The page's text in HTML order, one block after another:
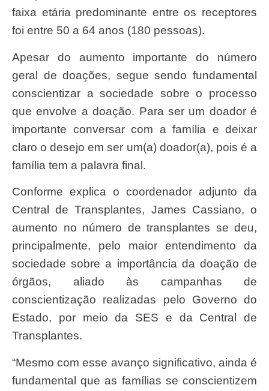
faixa etária predominante entre os receptores
foi entre 50 a 64 anos (180 pessoas).
Apesar do aumento importante do número
geral de doações, segue sendo fundamental
conscientizar a sociedade sobre o processo
que envolve a doação. Para ser um doador é
importante conversar com a família e deixar
claro o desejo em ser um(a) doador(a), pois é a
família tem a palavra final.
Conforme explica o coordenador adjunto da
Central de Transplantes, James Cassiano, o
aumento no número de transplantes se deu,
principalmente, pelo maior entendimento da
sociedade sobre a importância da doação de
órgãos, aliado às campanhas de
conscientização realizadas pelo Governo do
Estado, por meio da SES e da Central de
Transplantes.
“Mesmo com esse avanço significativo, ainda é
fundamental que as famílias se conscientizem